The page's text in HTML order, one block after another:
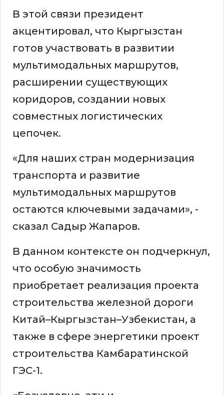
В этой связи президент
акцентировал, что Кыргызстан
готов участвовать в развитии
мультимодальных маршрутов,
расширении существующих
коридоров, создании новых
совместных логистических
цепочек.
«Для наших стран модернизация
транспорта и развитие
мультимодальных маршрутов
остаются ключевыми задачами», -
сказал Садыр Жапаров.
В данном контексте он подчеркнул,
что особую значимость
приобретает реализация проекта
строительства железной дороги
Китай–Кыргызстан–Узбекистан, а
также в сфере энергетики проект
строительства Камбаратинской
ГЭС-1.